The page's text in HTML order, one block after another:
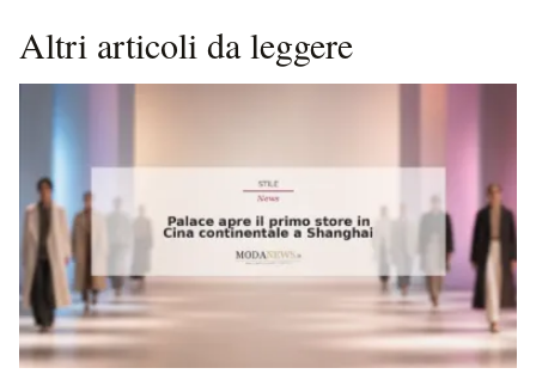
Altri articoli da leggere